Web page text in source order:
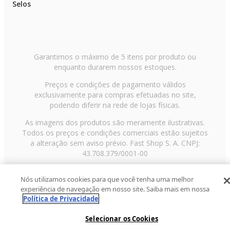
As medidas podem variar até 3% por serem fabricados manualmente
- Os módulos são entregues desmontados. Confira as medidas de cada
volume para ter certeza de que vai passar pela porta,escada ou elevador.
- A contratação de terceiros para subir o produto através de escadas ou
Selos
Garantimos o máximo de 5 itens por produto ou
enquanto durarem nossos estoques.
Preços e condições de pagamento válidos
exclusivamente para compras efetuadas no site,
podendo diferir na rede de lojas físicas.
As imagens dos produtos são meramente ilustrativas.
Todos os preços e condições comerciais estão sujeitos
a alteração sem aviso prévio. Fast Shop S. A. CNPJ:
43.708.379/0001-00
Paulo/SP, CEP 02029-001, Telefone: 11 3003-3728 ©
2013 Fast Shop - Todos os direitos reservadosRF
Nós utilizamos cookies para que você tenha uma melhor
experiência de navegação em nosso site. Saiba mais em nossa
Política de Privacidade
Selecionar os Cookies